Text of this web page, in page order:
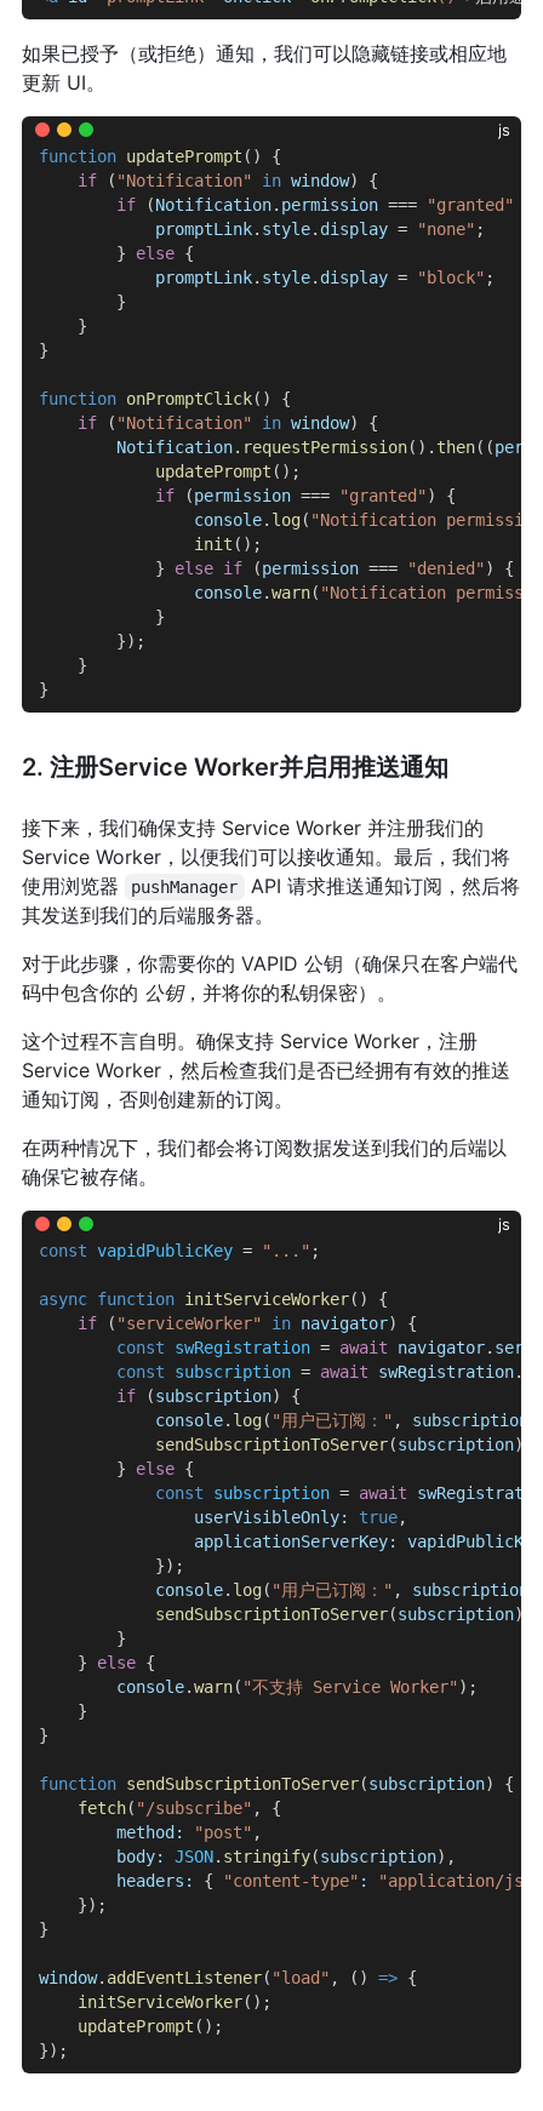
如果已授予（或拒绝）通知，我们可以隐藏链接或相应地
更新 UI。
js
function updatePrompt () {
    if
( "Notification" in window) {
        if
(Notification. permission === "granted"
            promptLink
. style. display = "none" ;
        }
else {
            promptLink
. style. display = "block" ;
        }
    }
}
function onPromptClick() {
    if
( "Notification" in window) {
        Notification
. requestPermission(). then((
            updatePrompt
();
            if
(permission === "granted" ) {
                console
. log( "Notification
                init
();
            }
else if (permission === "denied" ) {
                console
.warn( "Notification
            }
        });
    }
}
2. 注册Service Worker并启用推送通知
接下来，我们确保支持 Service Worker 并注册我们的
Service Worker，以便我们可以接收通知。最后，我们将
使用浏览器
pushManager
API 请求推送通知订阅，然后将
其发送到我们的后端服务器。
对于此步骤，你需要你的 VAPID 公钥（确保只在客户端代
码中包含你的 公钥，并将你的私钥保密）。
这个过程不言自明。确保支持 Service Worker，注册
Service Worker，然后检查我们是否已经拥有有效的推送
通知订阅，否则创建新的订阅。
在两种情况下，我们都会将订阅数据发送到我们的后端以
确保它被存储。
js
const vapidPublicKey = "..." ;
async function initServiceWorker() {
    if
( "serviceWorker" in navigator) {
        const
swRegistration = await navigator.
        const
subscription = await swRegistration.
        if
(subscription) {
            console
. log( "用户已订阅：" , subscription
            sendSubscriptionToServer
(subscription);
        }
else {
            const
subscription = await
                userVisibleOnly:
true,
                applicationServerKey:
vapidPublicKey
            });
            console
. log( "用户已订阅：" , subscription
            sendSubscriptionToServer
(subscription);
        }
    }
else {
        console
.warn( "不支持 Service Worker" );
    }
}
function sendSubscriptionToServer(subscription) {
    fetch
( "/subscribe" , {
        method:
"post" ,
        body:
JSON. stringify(subscription),
        headers:
{ "content-type" :
"application/
    });
}
window. addEventListener( "load" , () => {
    initServiceWorker
();
    updatePrompt
();
});